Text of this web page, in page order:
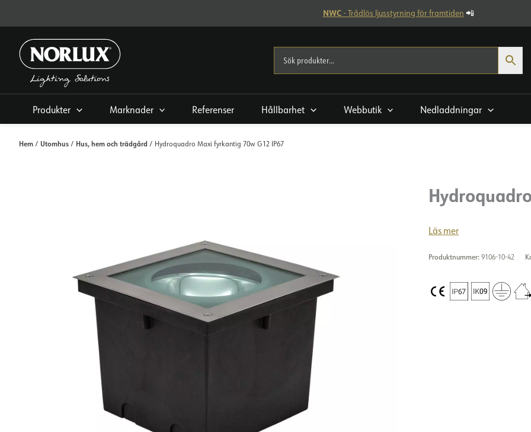
innehållet
NWC- Trådlös ljusstyrning för framtiden 📲
Produkter Marknader Referenser Hållbarhet Webbutik Nedladdningar
Hem / Utomhus / Hus, hem och trädgård / Hydroquadro Maxi fyrkantig 70w G12 IP67
Läs mer
Produktnummer:9106-10-42